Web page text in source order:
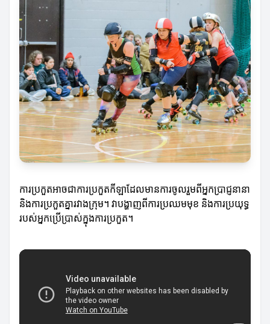
ការប្រកួតអាចជាការប្រកួតកីឡាដែលមានការចូលរួមពីអ្នកប្រាជ្ញនានា
និងការប្រកួតគ្នារវាងក្រុម។ វាបង្ហាញពីការប្រឈមមុខ និងការប្រយុទ្ធ
របស់អ្នកប្រើប្រាស់ក្នុងការប្រកួត។